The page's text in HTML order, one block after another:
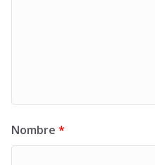
Nombre *